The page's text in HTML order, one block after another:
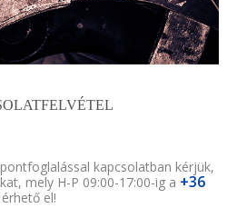
kapcsolatban kérjük,
mely H-P 09:00-17:00-ig a +36
el!